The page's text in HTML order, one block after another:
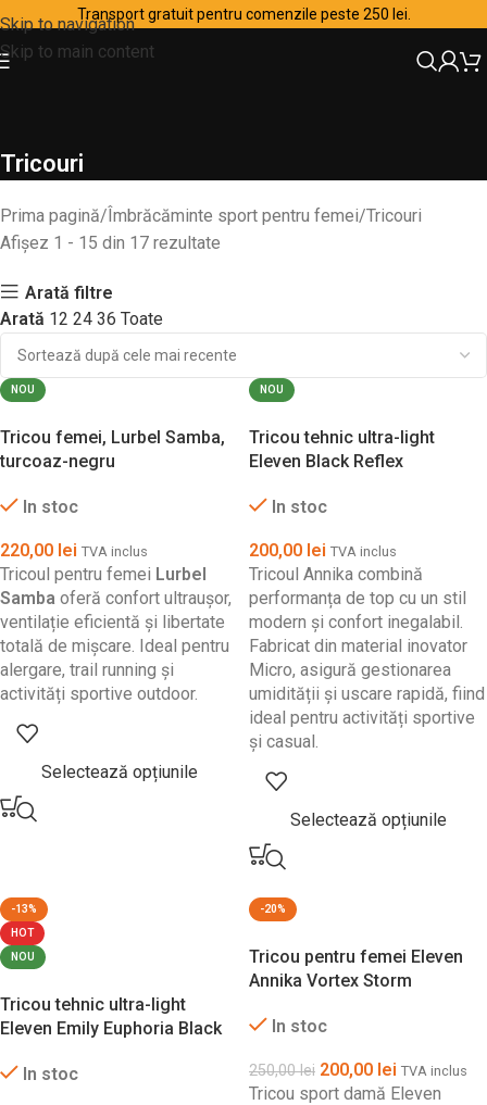
Skip to navigation
Skip to main content
Transport gratuit pentru comenzile peste 250 lei.
Tricouri
Prima pagină Îmbrăcăminte sport pentru femei Tricouri
Afișez 1 - 15 din 17 rezultate
Arată filtre
Arată 12 24 36 Toate
NOU
Tricou femei, Lurbel Samba,
turcoaz-negru
In stoc
220,00 lei TVA inclus
Tricoul pentru femei Lurbel
Samba oferă confort ultraușor,
ventilație eficientă și libertate
totală de mișcare. Ideal pentru
alergare, trail running și
activități sportive outdoor.
Selectează opțiunile
NOU
Tricou tehnic ultra-light
Eleven Black Reflex
In stoc
200,00 lei TVA inclus
Tricoul Annika combină
performanța de top cu un stil
modern și confort inegalabil.
Fabricat din material inovator
Micro, asigură gestionarea
umidității și uscare rapidă, fiind
ideal pentru activități sportive
și casual.
Selectează opțiunile
-13%
HOT
NOU
Tricou tehnic ultra-light
Eleven Emily Euphoria Black
In stoc
-20%
Tricou pentru femei Eleven
Annika Vortex Storm
In stoc
250,00lei 200,00 lei TVA inclus
Tricou sport damă Eleven